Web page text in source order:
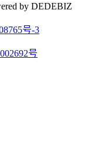
by DEDEBIZ
号-3
号